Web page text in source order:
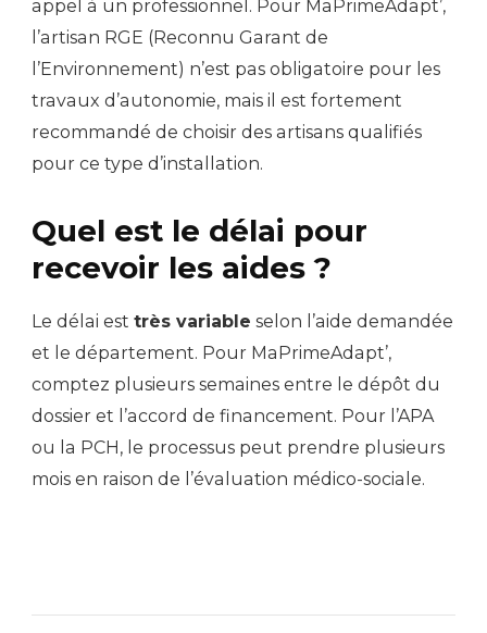
appel à un professionnel. Pour MaPrimeAdapt’,
l’artisan RGE (Reconnu Garant de
l’Environnement) n’est pas obligatoire pour les
travaux d’autonomie, mais il est fortement
recommandé de choisir des artisans qualifiés
pour ce type d’installation.
Quel est le délai pour
recevoir les aides ?
Le délai est très variable selon l’aide demandée
et le département. Pour MaPrimeAdapt’,
comptez plusieurs semaines entre le dépôt du
dossier et l’accord de financement. Pour l’APA
ou la PCH, le processus peut prendre plusieurs
mois en raison de l’évaluation médico-sociale.